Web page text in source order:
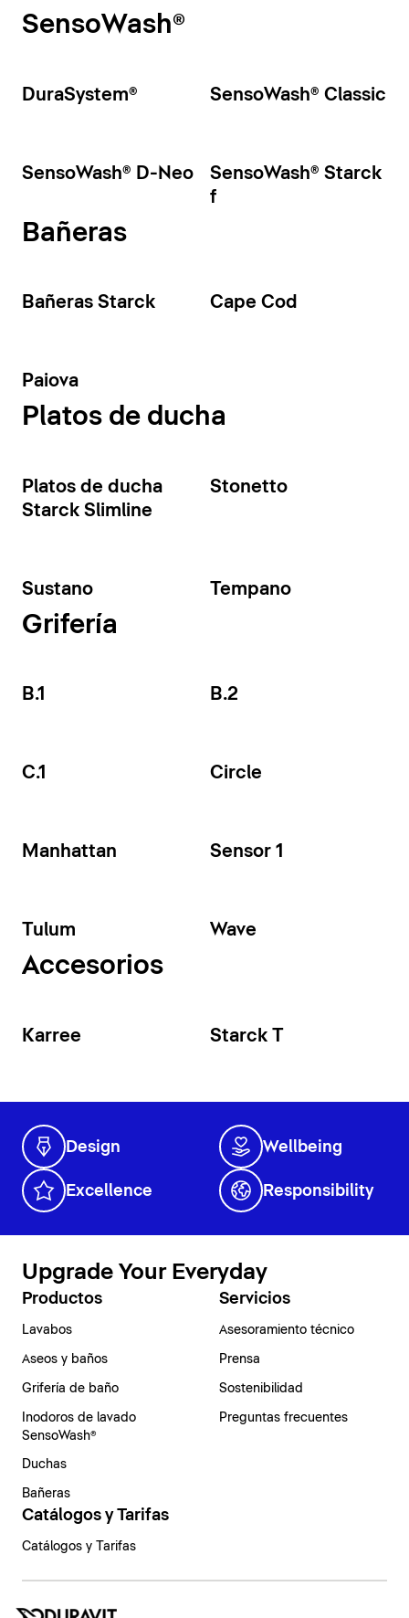
SensoWash®
DuraSystem® SensoWash® Classic
SensoWash® D-Neo
SensoWash® Starck
f
Bañeras
Bañeras Starck Cape Cod
Paiova
Platos de ducha
Platos de ducha
Starck Slimline
Stonetto
Sustano Tempano
Grifería
B.1 B.2
C.1 Circle
Manhattan Sensor 1
Tulum Wave
Accesorios
Karree Starck T
Design Wellbeing
Excellence Responsibility
Upgrade Your Everyday
Productos
Lavabos
Aseos y baños
Grifería de baño
Inodoros de lavado
SensoWash®
Duchas
Bañeras
Servicios
Asesoramiento técnico
Prensa
Sostenibilidad
Preguntas frecuentes
Catálogos y Tarifas
Catálogos y Tarifas